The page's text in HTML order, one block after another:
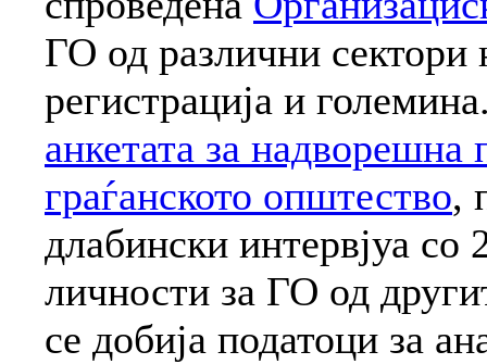
ГО од различни сектори
регистрација и
анкетата за надворешна
граѓанското општество,
длабински интервјуа
личности за ГО од
се добија податоци за